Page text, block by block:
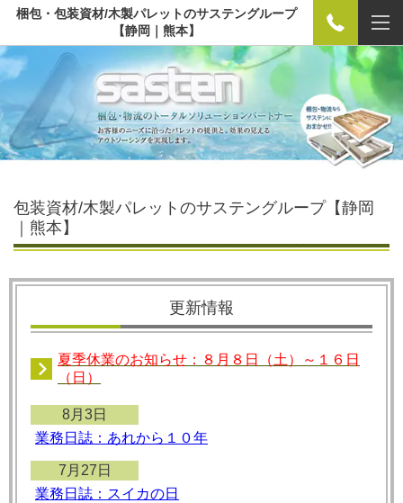
梱包・包装資材/木製パレットのサステングループ
【静岡｜熊本】
包装資材/木製パレットのサステングループ【静岡
｜熊本】
更新情報
夏季休業のお知らせ：８月８日（土）～１６日
（日）
8月3日
業務日誌：あれから１０年
7月27日
業務日誌：スイカの日